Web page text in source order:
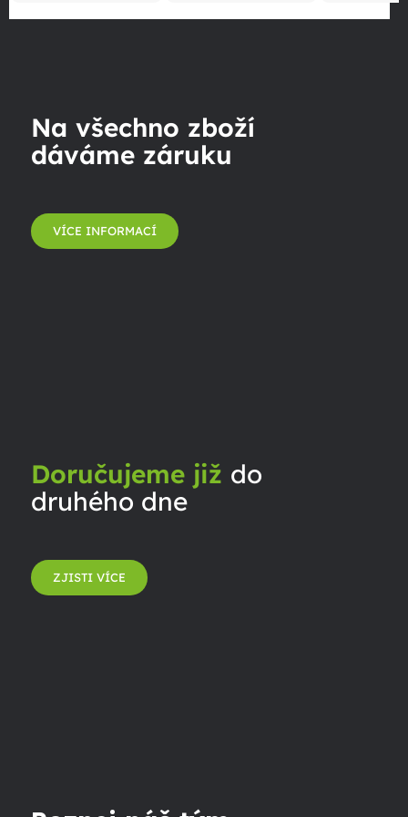
Na všechno zboží
dáváme záruku
VÍCE INFORMACÍ
Doručujeme již do
druhého dne
ZJISTI VÍCE